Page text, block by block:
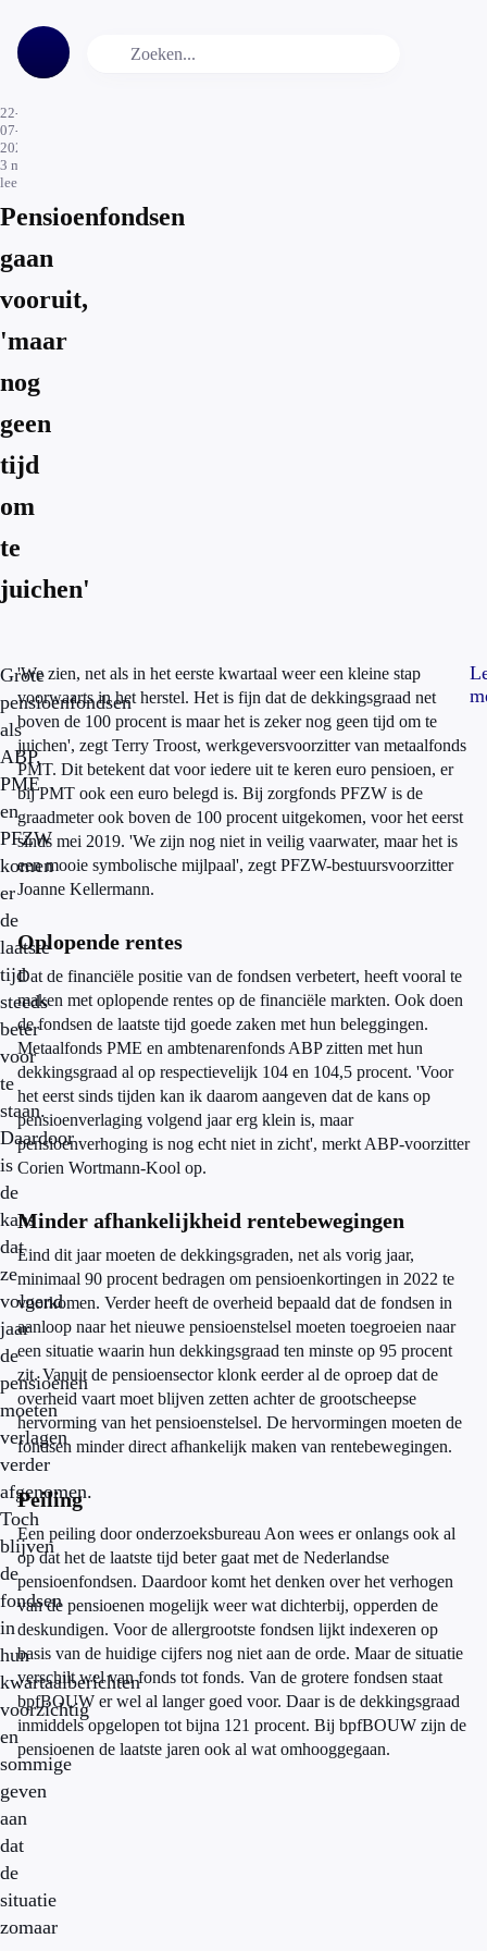
22-
07-
2021
3 min.
leestijd
Pensioenfondsen
gaan
vooruit,
'maar
nog
geen
tijd
om
te
juichen'
Grote
pensioenfondsen
als
ABP,
PME
en
PFZW
komen
er
de
laatste
tijd
steeds
beter
voor
te
staan.
Daardoor
is
de
kans
dat
ze
volgend
jaar
de
pensioenen
moeten
verlagen
verder
afgenomen.
Toch
blijven
de
fondsen
in
hun
kwartaalberichten
voorzichtig
en
sommige
geven
aan
dat
de
situatie
zomaar
'We zien, net als in het eerste kwartaal weer een kleine stap
voorwaarts in het herstel. Het is fijn dat de dekkingsgraad net
boven de 100 procent is maar het is zeker nog geen tijd om te
juichen', zegt Terry Troost, werkgeversvoorzitter van metaalfonds
PMT. Dit betekent dat voor iedere uit te keren euro pensioen, er
bij PMT ook een euro belegd is. Bij zorgfonds PFZW is de
graadmeter ook boven de 100 procent uitgekomen, voor het eerst
sinds mei 2019. 'We zijn nog niet in veilig vaarwater, maar het is
een mooie symbolische mijlpaal', zegt PFZW-bestuursvoorzitter
Joanne Kellermann.
Oplopende rentes
Dat de financiële positie van de fondsen verbetert, heeft vooral te
maken met oplopende rentes op de financiële markten. Ook doen
de fondsen de laatste tijd goede zaken met hun beleggingen.
Metaalfonds PME en ambtenarenfonds ABP zitten met hun
dekkingsgraad al op respectievelijk 104 en 104,5 procent. 'Voor
het eerst sinds tijden kan ik daarom aangeven dat de kans op
pensioenverlaging volgend jaar erg klein is, maar
pensioenverhoging is nog echt niet in zicht', merkt ABP-voorzitter
Corien Wortmann-Kool op.
Minder afhankelijkheid rentebewegingen
Eind dit jaar moeten de dekkingsgraden, net als vorig jaar,
minimaal 90 procent bedragen om pensioenkortingen in 2022 te
voorkomen. Verder heeft de overheid bepaald dat de fondsen in
aanloop naar het nieuwe pensioenstelsel moeten toegroeien naar
een situatie waarin hun dekkingsgraad ten minste op 95 procent
zit. Vanuit de pensioensector klonk eerder al de oproep dat de
overheid vaart moet blijven zetten achter de grootscheepse
hervorming van het pensioenstelsel. De hervormingen moeten de
fondsen minder direct afhankelijk maken van rentebewegingen.
Peiling
Een peiling door onderzoeksbureau Aon wees er onlangs ook al
op dat het de laatste tijd beter gaat met de Nederlandse
pensioenfondsen. Daardoor komt het denken over het verhogen
van de pensioenen mogelijk weer wat dichterbij, opperden de
deskundigen. Voor de allergrootste fondsen lijkt indexeren op
basis van de huidige cijfers nog niet aan de orde. Maar de situatie
verschilt wel van fonds tot fonds. Van de grotere fondsen staat
bpfBOUW er wel al langer goed voor. Daar is de dekkingsgraad
inmiddels opgelopen tot bijna 121 procent. Bij bpfBOUW zijn de
pensioenen de laatste jaren ook al wat omhooggegaan.